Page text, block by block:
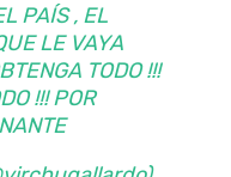
PAÍS , EL
LE VAYA
TODO !!!
!!! POR